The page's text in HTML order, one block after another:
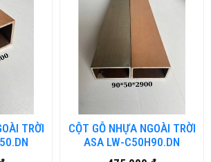
TRỜI
CỘT GỖ NHỰA NGOÀI TRỜI
ASA LW-C50H90.DN